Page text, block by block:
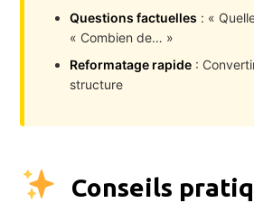
Questions factuelles : «
« Combien de… »
Reformatage rapide :
structure
Conseils